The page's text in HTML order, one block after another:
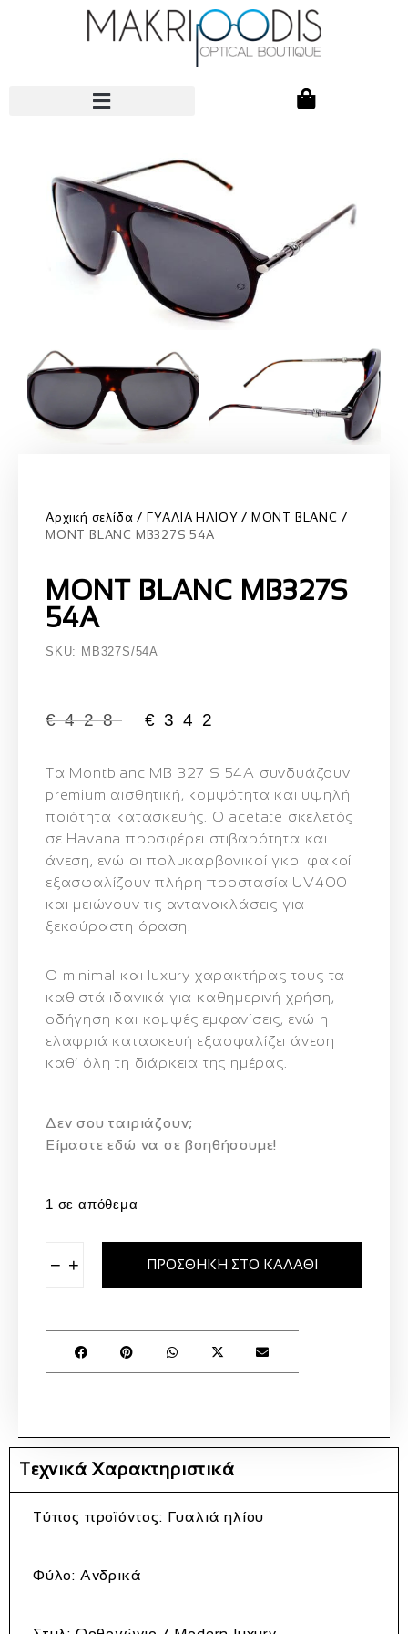
Αρχική σελίδα ΓΥΑΛΙΑ ΗΛΙΟΥ
MONT BLANC
MONT BLANC MB327S 54A
MONT BLANC MB327S
54A
SKU: MB327S/54A
€428 € 342
Τα Montblanc MB 327 S 54A συνδυάζουν
premium αισθητική, κομψότητα και υψηλή
ποιότητα κατασκευής. Ο acetate σκελετός
σε Havana προσφέρει στιβαρότητα και
άνεση, ενώ οι πολυκαρβονικοί γκρι φακοί
εξασφαλίζουν πλήρη προστασία UV400
και μειώνουν τις αντανακλάσεις για
ξεκούραστη όραση.
Ο minimal και luxury χαρακτήρας τους τα
καθιστά ιδανικά για καθημερινή χρήση,
οδήγηση και κομψές εμφανίσεις, ενώ η
ελαφριά κατασκευή εξασφαλίζει άνεση
καθ’ όλη τη διάρκεια της ημέρας.
Δεν σου ταιριάζουν;
Eίμαστε εδώ να σε βοηθήσουμε!
1 σε απόθεμα
− + ΠΡΟΣΘΉΚΗ ΣΤΟ ΚΑΛΆΘΙ
Τεχνικά Χαρακτηριστικά
Τύπος προϊόντος: Γυαλιά ηλίου
Φύλο: Ανδρικά